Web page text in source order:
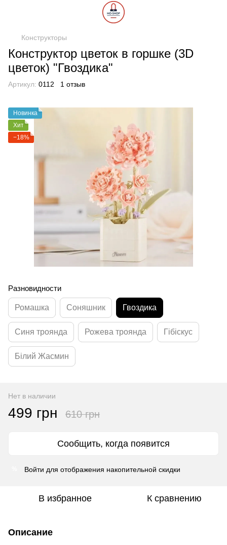
Конструкторы
Конструктор цветок в горшке (3D
цветок) "Гвоздика"
Артикул: 0112 1 отзыв
Новинка
Хит
−18%
Разновидности
Ромашка Соняшник Гвоздика
Синя троянда Рожева троянда Гібіскус
Білий Жасмин
Нет в наличии
499 грн 610 грн
Сообщить, когда появится
Войти для отображения накопительной скидки
В избранное К сравнению
Описание